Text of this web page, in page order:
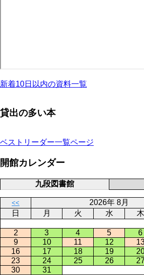
新着10日以内の資料一覧
貸出の多い本
ベストリーダー一覧ページ
開館カレンダー
九段図書館
<< 2026年 8月
日 月 火 水 木
2
3 4 5 6
9
10 11 12
16
17 18 19
23
24 25 26 27
30
31